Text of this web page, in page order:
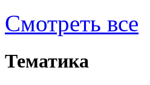
Смотреть все
Тематика